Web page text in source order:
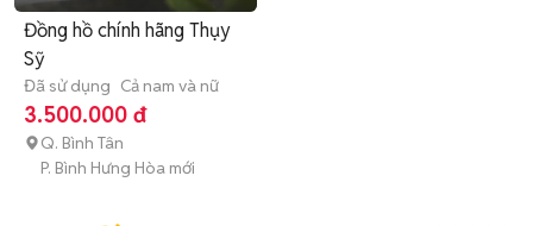
Đồng hồ chính hãng Thụy
Sỹ
Đã sử dụng Cả nam và nữ
3.500.000 đ
Q. Bình Tân
P. Bình Hưng Hòa mới